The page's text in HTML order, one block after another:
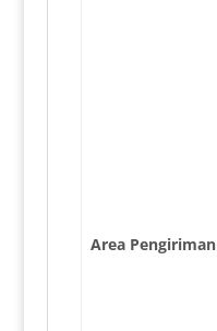
Area Pengiriman